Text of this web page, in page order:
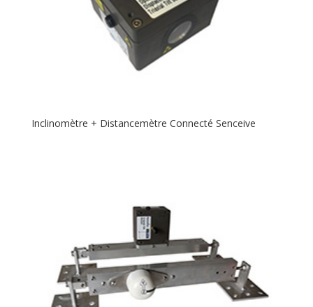
Inclinomètre + Distancemètre Connecté Senceive